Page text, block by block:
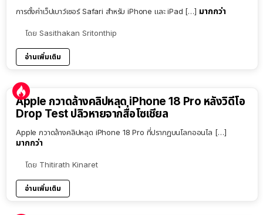
การตั้งค่าเว็ปเบาว์เซอร์ Safari สำหรับ iPhone และ iPad […] มากกว่า
โดย Sasithakan Sritonthip
อ่านเพิ่มเติม
Apple กวาดล้างคลิปหลุด iPhone 18 Pro หลังวิดีโอ
Drop Test ปลิวหายจากสื่อโซเชียล
Apple กวาดล้างคลิปหลุด iPhone 18 Pro ที่ปรากฏบนโลกออนไล […]
มากกว่า
โดย Thitirath Kinaret
อ่านเพิ่มเติม